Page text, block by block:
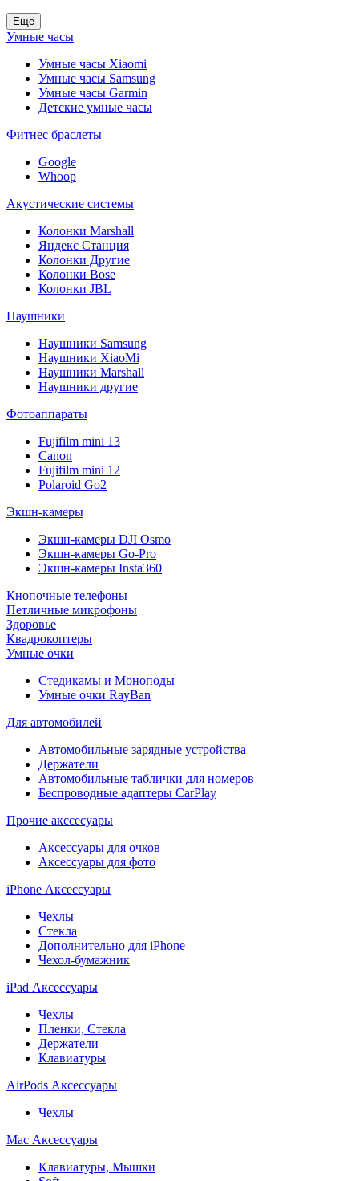
Ещё
Умные часы
Умные часы Xiaomi
Умные часы Samsung
Умные часы Garmin
Детские умные часы
Фитнес браслеты
Google
Whoop
Акустические системы
Колонки Marshall
Яндекс Станция
Колонки Другие
Колонки Bose
Колонки JBL
Наушники
Наушники Samsung
Наушники XiaoMi
Наушники Marshall
Наушники другие
Фотоаппараты
Fujifilm mini 13
Canon
Fujifilm mini 12
Polaroid Go2
Экшн-камеры
Экшн-камеры DJI Osmo
Экшн-камеры Go-Pro
Экшн-камеры Insta360
Кнопочные телефоны
Петличные микрофоны
Здоровье
Квадрокоптеры
Умные очки
Стедикамы и Моноподы
Умные очки RayBan
Для автомобилей
Автомобильные зарядные устройства
Держатели
Автомобильные таблички для номеров
Беспроводные адаптеры CarPlay
Прочие акссесуары
Аксессуары для очков
Аксессуары для фото
iPhone Аксессуары
Чехлы
Стекла
Дополнительно для iPhone
Чехол-бумажник
iPad Аксессуары
Чехлы
Пленки, Стекла
Держатели
Клавиатуры
AirPods Аксессуары
Чехлы
Mac Аксессуары
Клавиатуры, Мышки